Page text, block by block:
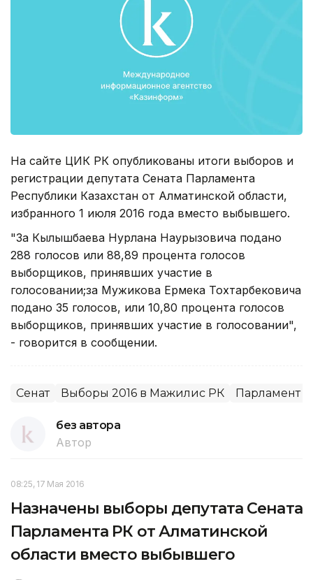
На сайте ЦИК РК опубликованы итоги выборов и
регистрации депутата Сената Парламента
Республики Казахстан от Алматинской области,
избранного 1 июля 2016 года вместо выбывшего.
"За Кылышбаева Нурлана Наурызовича подано
288 голосов или 88,89 процента голосов
выборщиков, принявших участие в
голосовании;за Мужикова Ермека Тохтарбековича
подано 35 голосов, или 10,80 процента голосов
выборщиков, принявших участие в голосовании",
- говорится в сообщении.
Сенат Выборы 2016 в Мажилис РК Парламент
без автора
Автор
08:25, 17 Мая 2016
Назначены выборы депутата Сената
Парламента РК от Алматинской
области вместо выбывшего